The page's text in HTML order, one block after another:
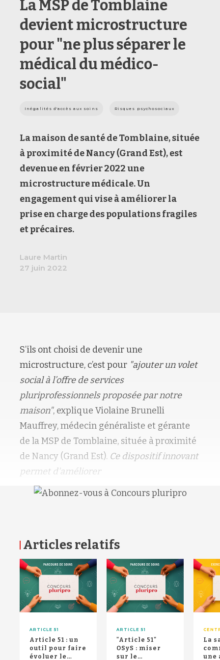
La MSP de Tomblaine
devient microstructure
pour "ne plus séparer le
médical du médico-
social"
Inégalités d'accès aux soins Risques psychosociaux
La maison de santé de Tomblaine, située
à proximité de Nancy (Grand Est), est
devenue en février 2022 une
microstructure médicale. Un
engagement qui vise à améliorer la
prise en charge des populations fragiles
et précaires.
Laure Martin
27 juin 2022
S’ils ont choisi de devenir une
microstructure, c’est pour "ajouter un volet
social à l’offre de services
pluriprofessionnels proposée par notre
maison", explique Violaine Brunelli
Mauffrey, médecin généraliste et gérante
de la MSP de Tomblaine, située àproximité
de Nancy (Grand Est). Ce dispositif innovant
permet d'améliorer
Articles relatifs
ARTICLE 51
Article 51 : un
outil pour faire
évoluer le
ARTICLE 51
"Article 51"
OSyS : miser
sur le
La
une
RETOUR HAUT DE PAGE